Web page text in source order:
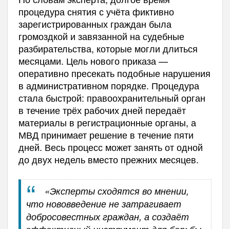
процедура снятия с учёта фиктивно
зарегистрированных граждан была
громоздкой и завязанной на судебные
разбирательства, которые могли длиться
месяцами. Цель нового приказа —
оперативно пресекать подобные нарушения
в административном порядке. Процедура
стала быстрой: правоохранительный орган
в течение трёх рабочих дней передаёт
материалы в регистрационные органы, а
МВД принимает решение в течение пяти
дней. Весь процесс может занять от одной
до двух недель вместо прежних месяцев.
«Эксперты сходятся во мнении,
что нововведение не затрагивает
добросовестных граждан, а создаёт